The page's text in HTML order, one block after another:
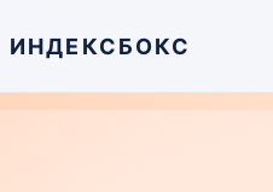
ИНДЕКСБОКС